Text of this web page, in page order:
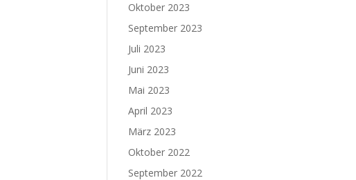
Oktober 2023
September 2023
Juli 2023
Juni 2023
Mai 2023
April 2023
März 2023
Oktober 2022
September 2022